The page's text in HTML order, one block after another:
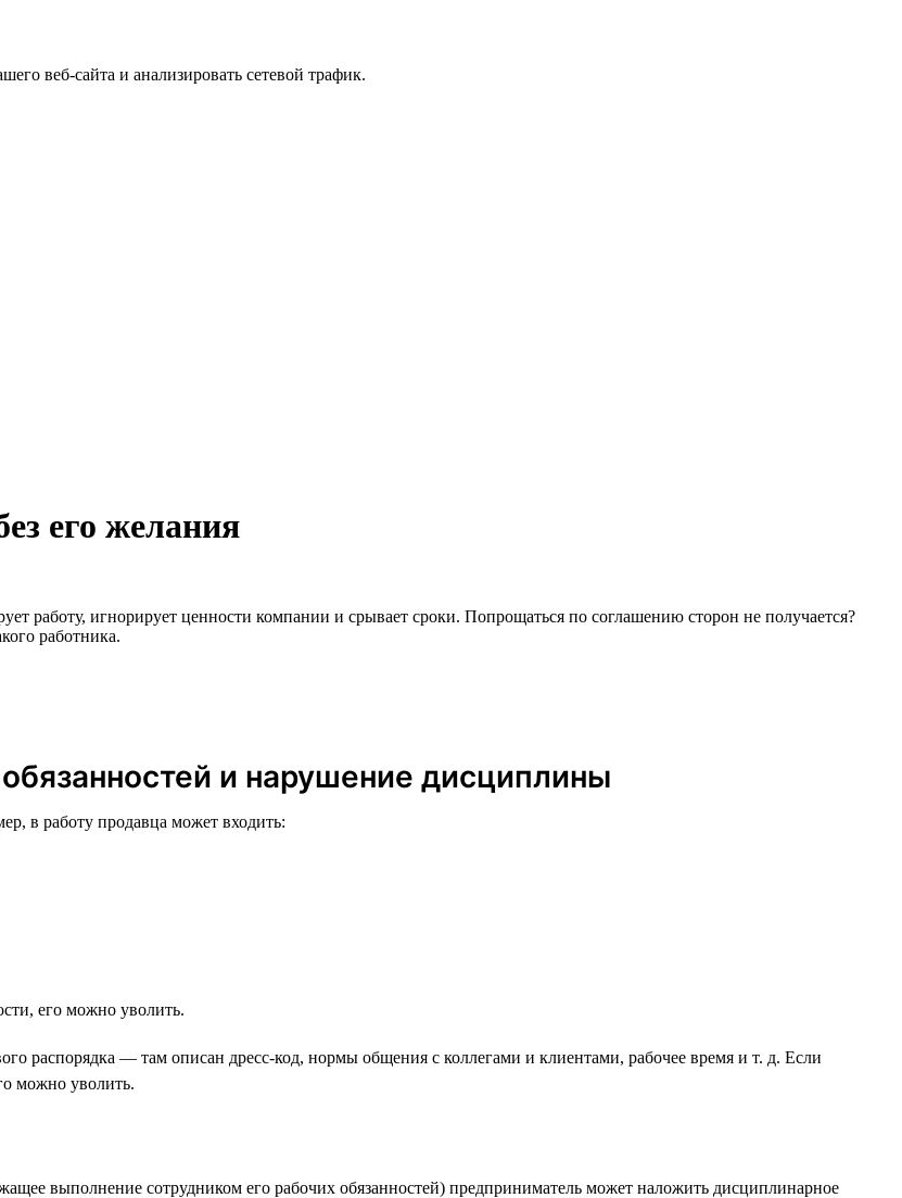
веб-сайта и анализировать сетевой трафик.
его желания
работу, игнорирует ценности компании и срывает сроки. Попрощаться по соглашению сторон не получается?
работника.
и нарушение дисциплины
в работу продавца может входить:
его можно уволить.
распорядка — там описан дресс-код, нормы общения с коллегами и клиентами, рабочее время и т. д. Если
можно уволить.
выполнение сотрудником его рабочих обязанностей) предприниматель может наложить дисциплинарное